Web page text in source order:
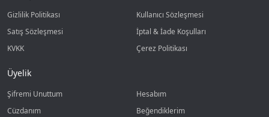
Gizlilik Politikası
Kullanıcı Sözleşmesi
Satış Sözleşmesi
İptal & İade Koşulları
KVKK
Çerez Politikası
Üyelik
Şifremi Unuttum
Hesabım
Cüzdanım
Beğendiklerim